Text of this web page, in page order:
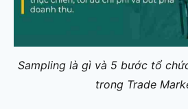
Sampling là gì và 5 bước tổ
trong Trade